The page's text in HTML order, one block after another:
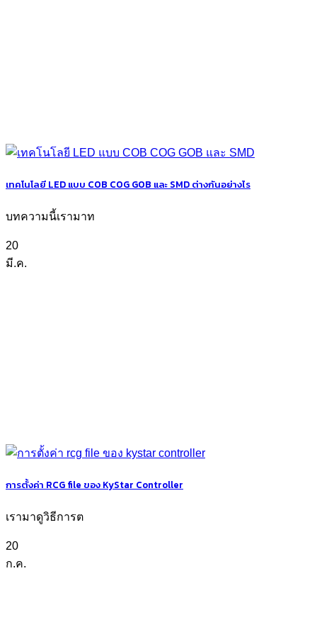
เทคโนโลยี LED แบบ COB COG GOB และ SMD ต่างกันอย่างไร
บทความนี้เรามาท
20
มี.ค.
การตั้งค่า RCG file ของ KyStar Controller
เรามาดูวิธีการต
20
ก.ค.